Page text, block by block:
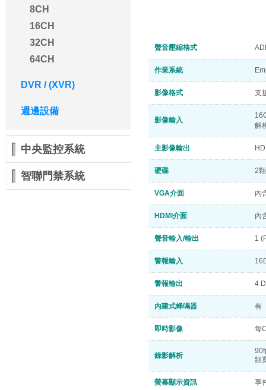
8CH
16CH
32CH
64CH
DVR / (XVR)
週邊設備
中央監控系統
智聯門禁系統
聲音壓縮格式
作業系統
影像格式 支
影像輸入
解
主影像輸出
硬碟 2
VGA介面 內
HDMI介面 內
聲音輸入/輸出 1
警報輸入
警報輸出 4
內建式蜂鳴器 有
即時影像 每
錄影解析
頻
螢幕顯示資訊 事